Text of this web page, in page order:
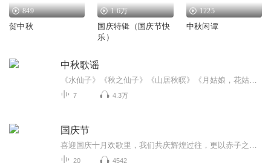
849
贺中秋
1.6万
国庆特辑（国庆节快
乐）
1225
中秋闲谭
中秋歌谣
7 4.3万
国庆节
20 4542